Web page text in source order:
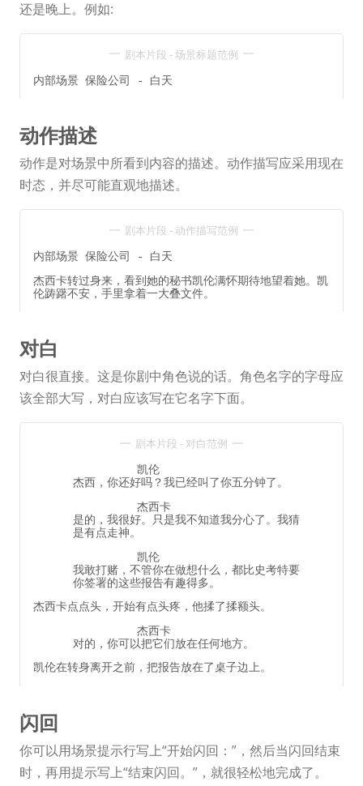
还是晚上。例如:
剧本片段 - 场景标题范例
内部场景 保险公司 - 白天
动作描述
动作是对场景中所看到内容的描述。动作描写应采用现在
时态，并尽可能直观地描述。
剧本片段 - 动作描写范例
内部场景 保险公司 - 白天
杰西卡转过身来，看到她的秘书凯伦满怀期待地望着她。凯
伦踌躇不安，手里拿着一大叠文件。
对白
对白很直接。这是你剧中角色说的话。角色名字的字母应
该全部大写，对白应该写在它名字下面。
剧本片段 - 对白范例
凯伦
杰西，你还好吗？我已经叫了你五分钟了。
杰西卡
是的，我很好。只是我不知道我分心了。我猜
是有点走神。
凯伦
我敢打赌，不管你在做想什么，都比史考特要
你签署的这些报告有趣得多。
杰西卡点点头，开始有点头疼，他揉了揉额头。
杰西卡
对的，你可以把它们放在任何地方。
凯伦在转身离开之前，把报告放在了桌子边上。
闪回
你可以用场景提示行写上“开始闪回：”，然后当闪回结束
时，再用提示写上“结束闪回。”，就很轻松地完成了。